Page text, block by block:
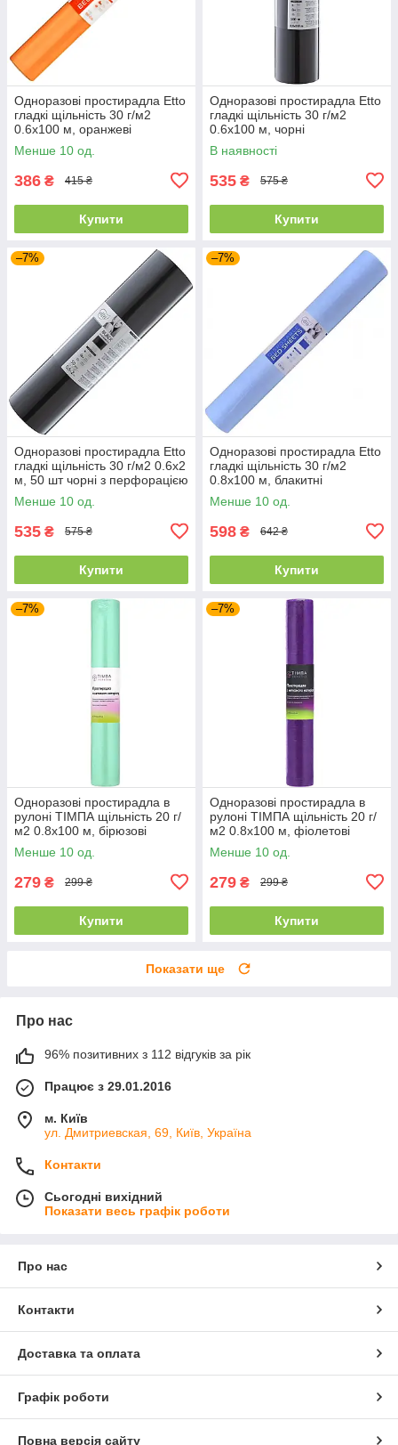
Одноразові простирадла Etto
гладкі щільність 30 г/м2
0.6х100 м, оранжеві
Менше 10 од.
386 ₴ 415 ₴
Купити
Одноразові простирадла Etto
гладкі щільність 30 г/м2
0.6х100 м, чорні
В наявності
535 ₴ 575 ₴
Купити
–7%
Одноразові простирадла Etto
гладкі щільність 30 г/м2 0.6х2
м, 50 шт чорні з перфорацією
Менше 10 од.
535 ₴ 575 ₴
Купити
–7%
Одноразові простирадла Etto
гладкі щільність 30 г/м2
0.8х100 м, блакитні
Менше 10 од.
598 ₴ 642 ₴
Купити
–7%
Одноразові простирадла в
рулоні ТІМПА щільність 20 г/
м2 0.8х100 м, бірюзові
Менше 10 од.
279 ₴ 299 ₴
Купити
–7%
Одноразові простирадла в
рулоні ТІМПА щільність 20 г/
м2 0.8х100 м, фіолетові
Менше 10 од.
279 ₴ 299 ₴
Купити
Показати ще
Про нас
96% позитивних з 112 відгуків за рік
Працює з 29.01.2016
м. Київ
ул. Дмитриевская, 69, Київ, Україна
Контакти
Сьогодні вихідний
Показати весь графік роботи
Про нас
Контакти
Доставка та оплата
Графік роботи
Повна версія сайту